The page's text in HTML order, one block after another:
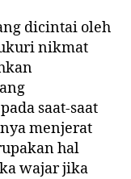
dicintai oleh
nikmat
saat-saat
menjerat
hal
wajar jika